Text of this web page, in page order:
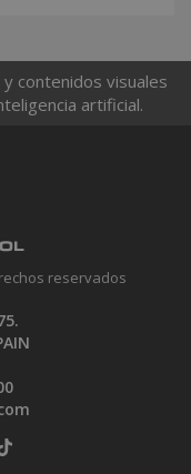
contenidos visuales
artificial.
reservados